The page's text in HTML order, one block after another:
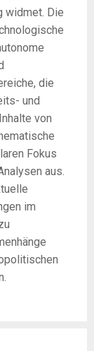
widmet. Die
die
und
von
Fokus
aus.
im